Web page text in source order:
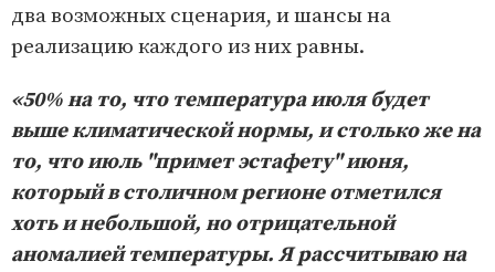
два возможных сценария, и шансы на
реализацию каждого из них равны.
«50% на то, что температура июля будет
выше климатической нормы, и столько же на
то, что июль "примет эстафету" июня,
который в столичном регионе отметился
хоть и небольшой, но отрицательной
аномалией температуры. Я рассчитываю на